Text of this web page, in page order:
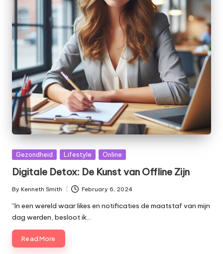
Posted
Gezondheid Lifestyle Online
Digitale Detox: De Kunst van Offline Zijn
Posted
by
By Kenneth Smith February 6, 2024
“In een wereld waar likes en notificaties de maatstaf van mijn
dag werden, besloot ik…
Read More